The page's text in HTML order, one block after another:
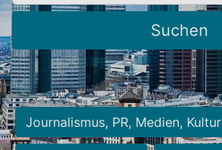
Suchen
Journalismus, PR, Medien, Kultur